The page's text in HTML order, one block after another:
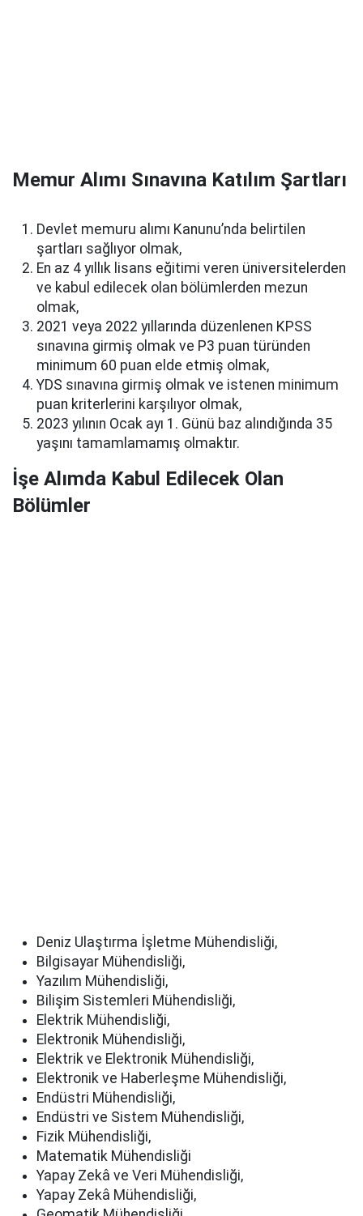
Memur Alımı Sınavına Katılım Şartları
Devlet memuru alımı Kanunu’nda belirtilen
şartları sağlıyor olmak,
En az 4 yıllık lisans eğitimi veren üniversitelerden
ve kabul edilecek olan bölümlerden mezun
olmak,
2021 veya 2022 yıllarında düzenlenen KPSS
sınavına girmiş olmak ve P3 puan türünden
minimum 60 puan elde etmiş olmak,
YDS sınavına girmiş olmak ve istenen minimum
puan kriterlerini karşılıyor olmak,
2023 yılının Ocak ayı 1. Günü baz alındığında 35
yaşını tamamlamamış olmaktır.
İşe Alımda Kabul Edilecek Olan
Bölümler
Deniz Ulaştırma İşletme Mühendisliği,
Bilgisayar Mühendisliği,
Yazılım Mühendisliği,
Bilişim Sistemleri Mühendisliği,
Elektrik Mühendisliği,
Elektronik Mühendisliği,
Elektrik ve Elektronik Mühendisliği,
Elektronik ve Haberleşme Mühendisliği,
Endüstri Mühendisliği,
Endüstri ve Sistem Mühendisliği,
Fizik Mühendisliği,
Matematik Mühendisliği
Yapay Zekâ ve Veri Mühendisliği,
Yapay Zekâ Mühendisliği,